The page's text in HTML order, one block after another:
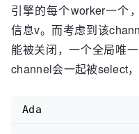
引擎的每个worker一个
信息v。而考虑到该
能被关闭，一个全局唯
channel会一起被select
Ada